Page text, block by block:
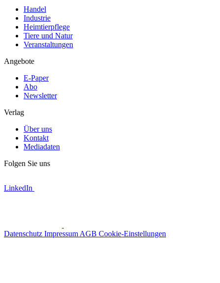
Handel
Industrie
Heimtierpflege
Tiere und Natur
Veranstaltungen
Angebote
E-Paper
Abo
Newsletter
Verlag
Über uns
Kontakt
Mediadaten
Folgen Sie uns
LinkedIn
Datenschutz Impressum AGB Cookie-Einstellungen